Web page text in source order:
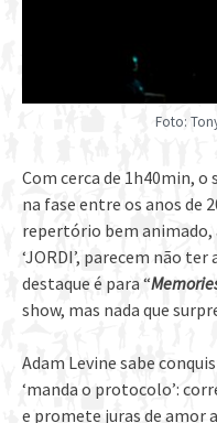
Foto:
Com cerca de 1h40min,
na fase entre os anos de
repertório bem animado,
‘JORDI’, parecem não
destaque é para “
show, mas nada que
Adam Levine sabe
‘manda o protocolo’:
e promete juras de amor